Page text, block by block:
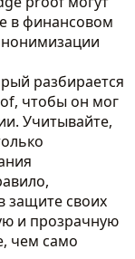
в финансовом
разбирается
чтобы он мог
Учитывайте,
защите своих
и прозрачную
чем само